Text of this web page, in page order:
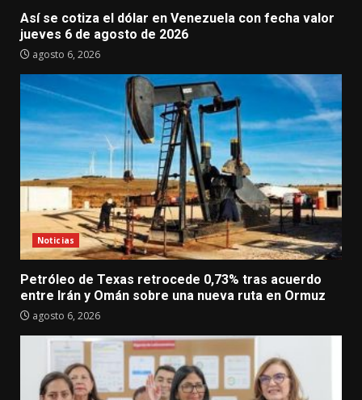
Así se cotiza el dólar en Venezuela con fecha valor
jueves 6 de agosto de 2026
agosto 6, 2026
Noticias
Petróleo de Texas retrocede 0,73% tras acuerdo
entre Irán y Omán sobre una nueva ruta en Ormuz
agosto 6, 2026